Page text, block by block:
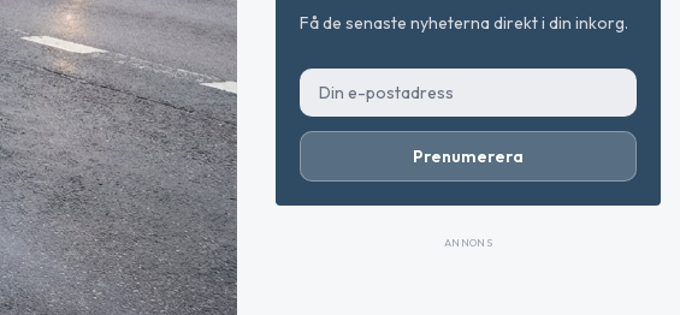
Få de senaste nyheterna direkt i din inkorg.
Prenumerera
ANNONS